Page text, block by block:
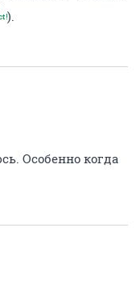
).
Особенно когда